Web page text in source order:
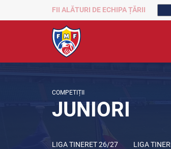
FII ALĂTURI DE ECHIPA ȚĂRII
COMPETIȚII
JUNIORI
LIGA TINERET 26/27 LIGA